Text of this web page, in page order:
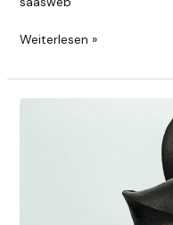
Irish
VII
Weiterlesen »